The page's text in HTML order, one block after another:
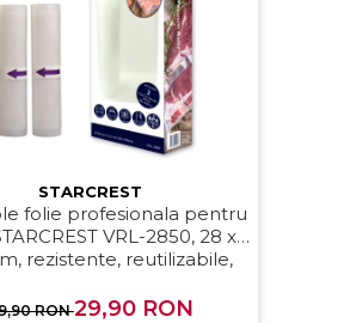
STARCREST
folie profesionala pentru
VRL-2850, 28 x
rezistente, reutilizabile,
fara BPA, transparent
RON29,90 RON